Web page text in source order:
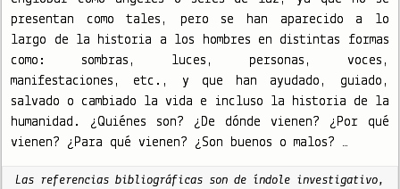
presentan como tales, pero se han aparecido a lo
largo de la historia a los hombres en distintas formas
como: sombras, luces, personas, voces,
manifestaciones, etc., y que han ayudado, guiado,
salvado o cambiado la vida e incluso la historia de la
humanidad. ¿Quiénes son? ¿De dónde vienen? ¿Por qué
vienen? ¿Para qué vienen? ¿Son buenos o malos? …
Las referencias bibliográficas son de índole investigativo,